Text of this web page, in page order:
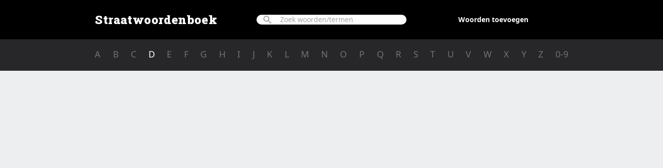
Straatwoordenboek Woorden toevoegen
A B C D E F G H I J K L M N O P Q R S T U V W X Y Z 0-9